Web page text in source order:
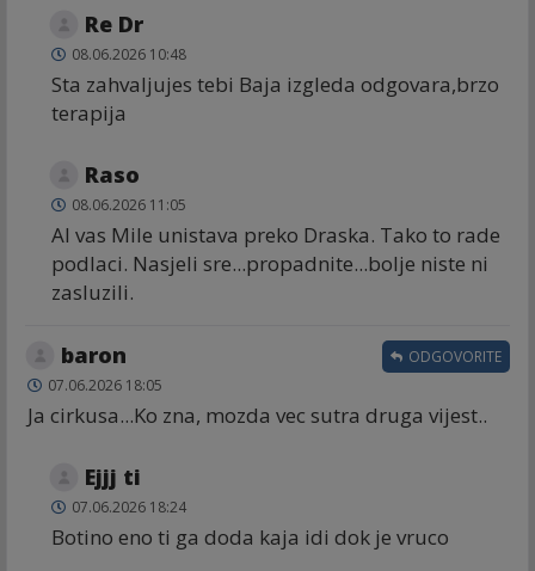
Re Dr
08.06.2026 10:48
Sta zahvaljujes tebi Baja izgleda odgovara,brzo
terapija
Raso
08.06.2026 11:05
Al vas Mile unistava preko Draska. Tako to rade
podlaci. Nasjeli sre...propadnite...bolje niste ni
zasluzili.
baron
07.06.2026 18:05
Ja cirkusa...Ko zna, mozda vec sutra druga vijest..
ODGOVORITE
Ejjj ti
07.06.2026 18:24
Botino eno ti ga doda kaja idi dok je vruco